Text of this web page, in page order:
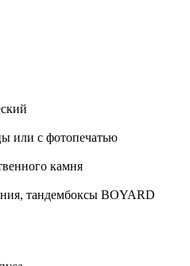
или с фотопечатью
камня
тандембоксы BOYARD